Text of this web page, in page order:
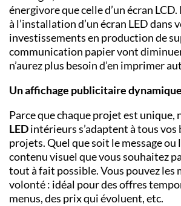
énergivore que celle d’un écran
à l’installation d’un écran LED dans
investissements en production de
communication papier vont
n’aurez plus besoin d’en imprimer
Un affichage publicitaire dynamique
Parce que chaque projet est unique,
LEDintérieurs s’adaptent à tous vos
projets. Quel que soit le message ou
contenu visuel que vous souhaitez
tout à fait possible. Vous pouvez les
volonté : idéal pour des offres
menus, des prix qui évoluent, etc.